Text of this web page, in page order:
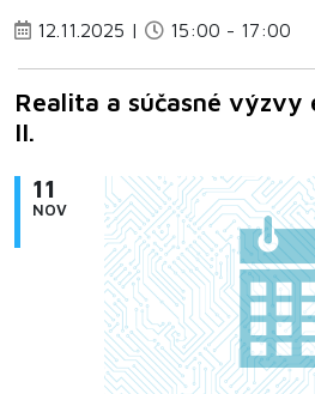
12.11.2025 |
15:00 - 17:00
Realita a súčasné výzvy
II.
11
NOV